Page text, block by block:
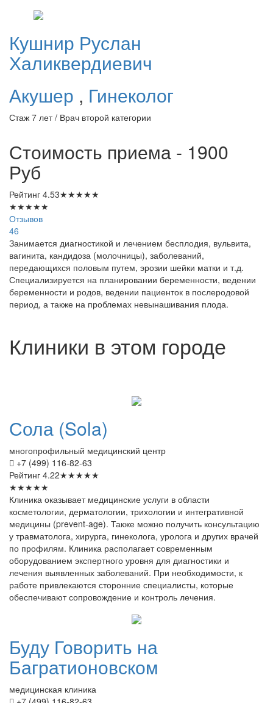
Кушнир Руслан
Халиквердиевич
Акушер , Гинеколог
Стаж 7 лет / Врач второй категории
Стоимость приема - 1900
Руб
Рейтинг 4.53★★★★★
★★★★★
Отзывов
46
Занимается диагностикой и лечением бесплодия, вульвита,
вагинита, кандидоза (молочницы), заболеваний,
передающихся половым путем, эрозии шейки матки и т.д.
Специализируется на планировании беременности, ведении
беременности и родов, ведении пациенток в послеродовой
период, а также на проблемах невынашивания плода.
Клиники в этом городе
Сола (Sola)
многопрофильный медицинский центр
+7 (499) 116-82-63
Рейтинг 4.22★★★★★
★★★★★
Клиника оказывает медицинские услуги в области
косметологии, дерматологии, трихологии и интегративной
медицины (prevent-age). Также можно получить консультацию
у травматолога, хирурга, гинеколога, уролога и других врачей
по профилям. Клиника располагает современным
оборудованием экспертного уровня для диагностики и
лечения выявленных заболеваний. При необходимости, к
работе привлекаются сторонние специалисты, которые
обеспечивают сопровождение и контроль лечения.
Буду Говорить на
Багратионовском
медицинская клиника